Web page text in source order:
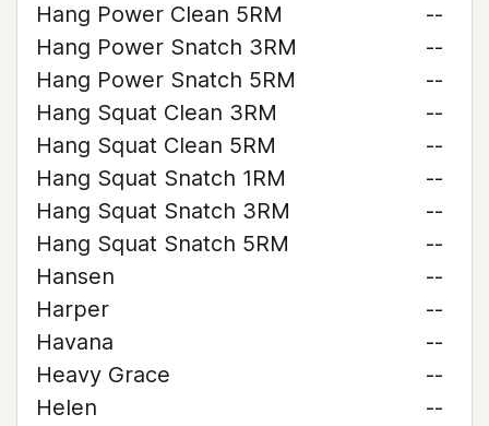
Hang Power Clean 5RM
--
Hang Power Snatch 3RM
--
Hang Power Snatch 5RM
--
Hang Squat Clean 3RM
--
Hang Squat Clean 5RM
--
Hang Squat Snatch 1RM
--
Hang Squat Snatch 3RM
--
Hang Squat Snatch 5RM
--
Hansen
--
Harper
--
Havana
--
Heavy Grace
--
Helen
--